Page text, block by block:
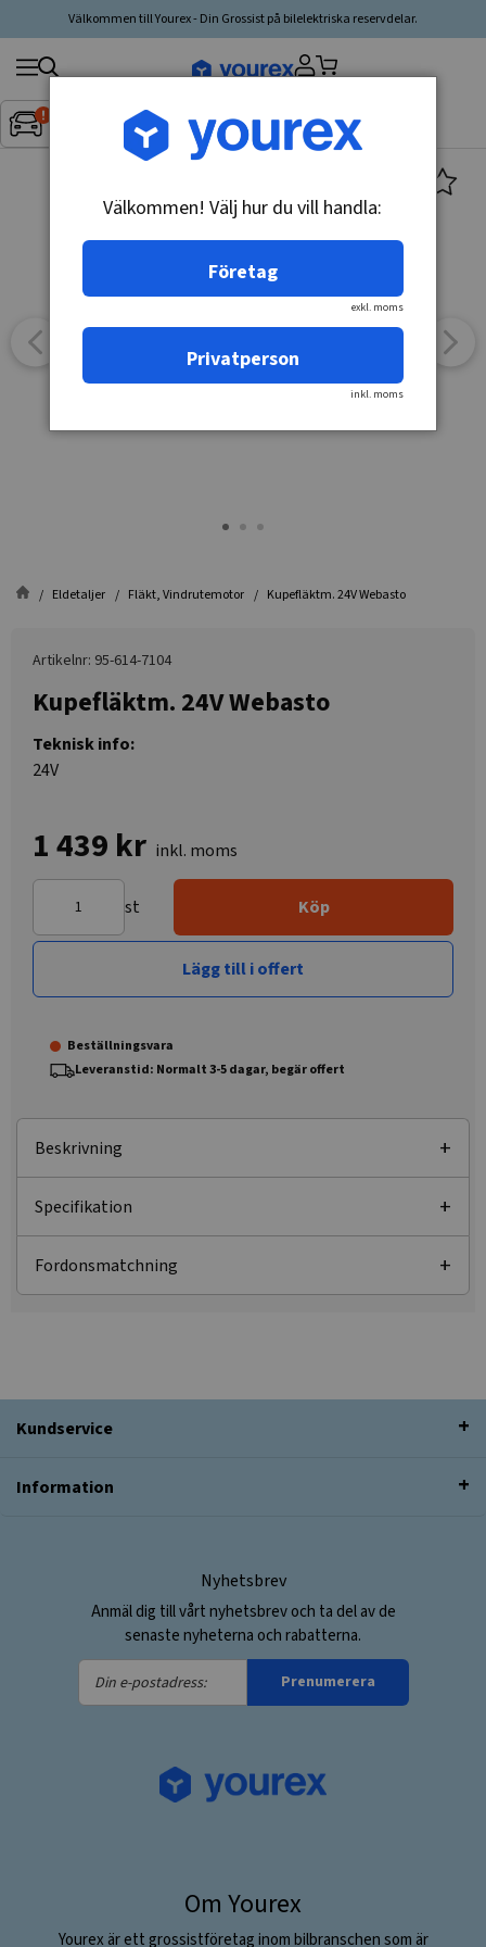
Välkommen till Yourex - Din Grossist på bilelektriska reservdelar.
Inget fordon valt▼
Sök
produkt,
tillverkare,
Eldetaljer Fläkt, Vindrutemotor Kupefläktm. 24V Webasto
Artikelnr: 95-614-7104
Kupefläktm. 24V Webasto
Teknisk info:
24V
1 439 kr inkl. moms
st Köp
Lägg till i offert
Beställningsvara
Leveranstid: Normalt 3-5 dagar, begär offert
Beskrivning
Specifikation
Fordonsmatchning
Kundservice
Information
Nyhetsbrev
Anmäl dig till vårt nyhetsbrev och ta del av de
senaste nyheterna och rabatterna.
Din
e-
Prenumerera
Om Yourex
Yourex är ett grossistföretag inom bilbranschen som är
Välkommen! Välj hur du vill handla:
Företag
exkl. moms
Privatperson
inkl. moms